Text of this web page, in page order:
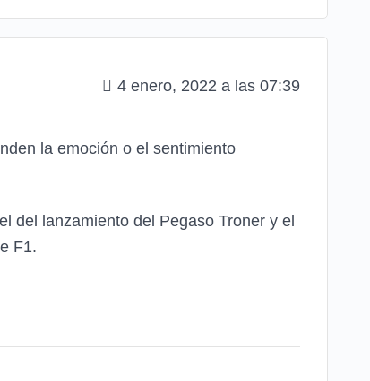
4 enero, 2022 a las 07:39
la emoción o el sentimiento
del lanzamiento del Pegaso Troner y el
F1.